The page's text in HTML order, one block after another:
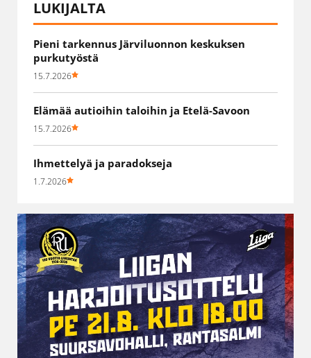
LUKIJALTA
Pieni tarkennus Järviluonnon keskuksen
purkutyöstä
15.7.2026
Elämää autioihin taloihin ja Etelä-Savoon
15.7.2026
Ihmettelyä ja paradokseja
1.7.2026